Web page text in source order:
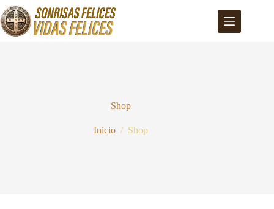
Saltar
al
contenido
Shop
Inicio / Shop